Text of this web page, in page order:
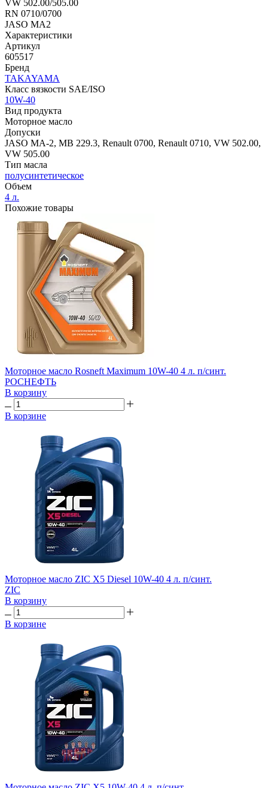
VW 502.00/505.00
RN 0710/0700
JASO MA2
Характеристики
Артикул
605517
Бренд
TAKAYAMA
Класс вязкости SAE/ISO
10W-40
Вид продукта
Моторное масло
Допуски
JASO MA-2, MB 229.3, Renault 0700, Renault 0710, VW 502.00,
VW 505.00
Тип масла
полусинтетическое
Объем
4 л.
Похожие товары
Моторное масло Rosneft Maximum 10W-40 4 л. п/синт.
РОСНЕФТЬ
В корзину
В корзине
Моторное масло ZIC X5 Diesel 10W-40 4 л. п/синт.
ZIC
В корзину
В корзине